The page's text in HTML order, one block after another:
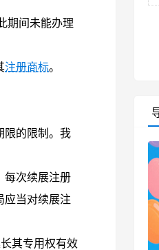
期间未能办理
注册商标。
限的限制。我
每次续展注册
应当对续展注
其专用权有效